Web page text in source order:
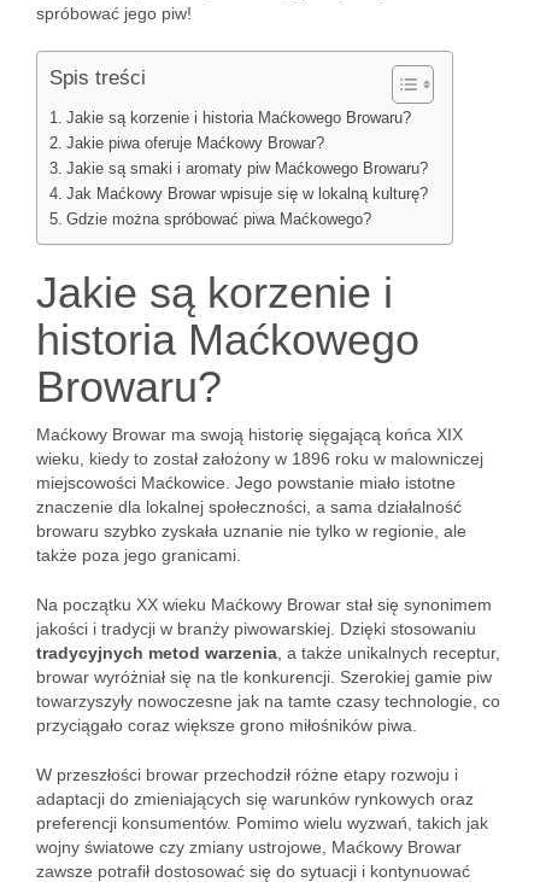
spróbować jego piw!
Spis treści
Jakie są korzenie i historia Maćkowego Browaru?
Jakie piwa oferuje Maćkowy Browar?
Jakie są smaki i aromaty piw Maćkowego Browaru?
Jak Maćkowy Browar wpisuje się w lokalną kulturę?
Gdzie można spróbować piwa Maćkowego?
Jakie są korzenie i
historia Maćkowego
Browaru?
Maćkowy Browar ma swoją historię sięgającą końca XIX
wieku, kiedy to został założony w 1896 roku w malowniczej
miejscowości Maćkowice. Jego powstanie miało istotne
znaczenie dla lokalnej społeczności, a sama działalność
browaru szybko zyskała uznanie nie tylko w regionie, ale
także poza jego granicami.
Na początku XX wieku Maćkowy Browar stał się synonimem
jakości i tradycji w branży piwowarskiej. Dzięki stosowaniu
tradycyjnych metod warzenia , a także unikalnych receptur,
browar wyróżniał się na tle konkurencji. Szerokiej gamie piw
towarzyszyły nowoczesne jak na tamte czasy technologie, co
przyciągało coraz większe grono miłośników piwa.
W przeszłości browar przechodził różne etapy rozwoju i
adaptacji do zmieniających się warunków rynkowych oraz
preferencji konsumentów. Pomimo wielu wyzwań, takich jak
wojny światowe czy zmiany ustrojowe, Maćkowy Browar
zawsze potrafił dostosować się do sytuacji i kontynuować